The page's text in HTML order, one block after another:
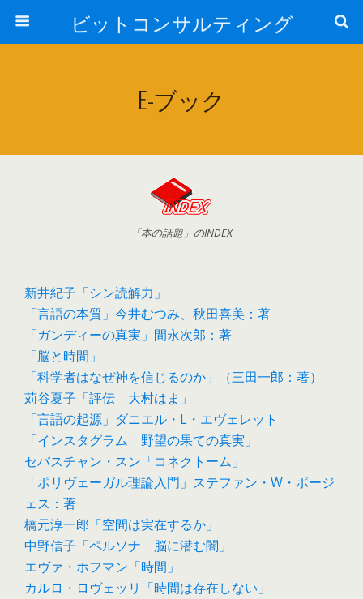
ビットコンサルティング
E-ブック
「本の話題」のINDEX
新井紀子「シン読解力」
「言語の本質」今井むつみ、秋田喜美：著
「ガンディーの真実」間永次郎：著
「脳と時間」
「科学者はなぜ神を信じるのか」（三田一郎：著）
苅谷夏子「評伝 大村はま」
「言語の起源」ダニエル・L・エヴェレット
「インスタグラム 野望の果ての真実」
セバスチャン・スン「コネクトーム」
「ポリヴェーガル理論入門」ステファン・W・ポージ
ェス：著
橋元淳一郎「空間は実在するか」
中野信子「ペルソナ 脳に潜む闇」
エヴァ・ホフマン「時間」
カルロ・ロヴェッリ「時間は存在しない」